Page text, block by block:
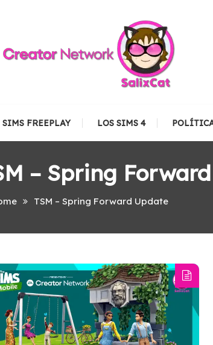
SIMS FREEPLAY LOS SIMS 4
– Spring
TSM – Spring Forward Update